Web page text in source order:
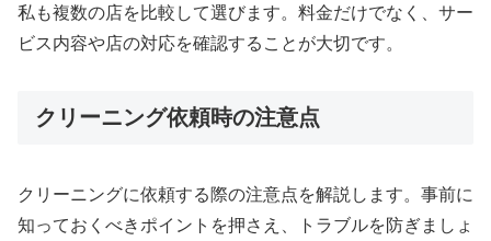
私も複数の店を比較して選びます。料金だけでなく、サー
ビス内容や店の対応を確認することが大切です。
クリーニング依頼時の注意点
クリーニングに依頼する際の注意点を解説します。事前に
知っておくべきポイントを押さえ、トラブルを防ぎましょ